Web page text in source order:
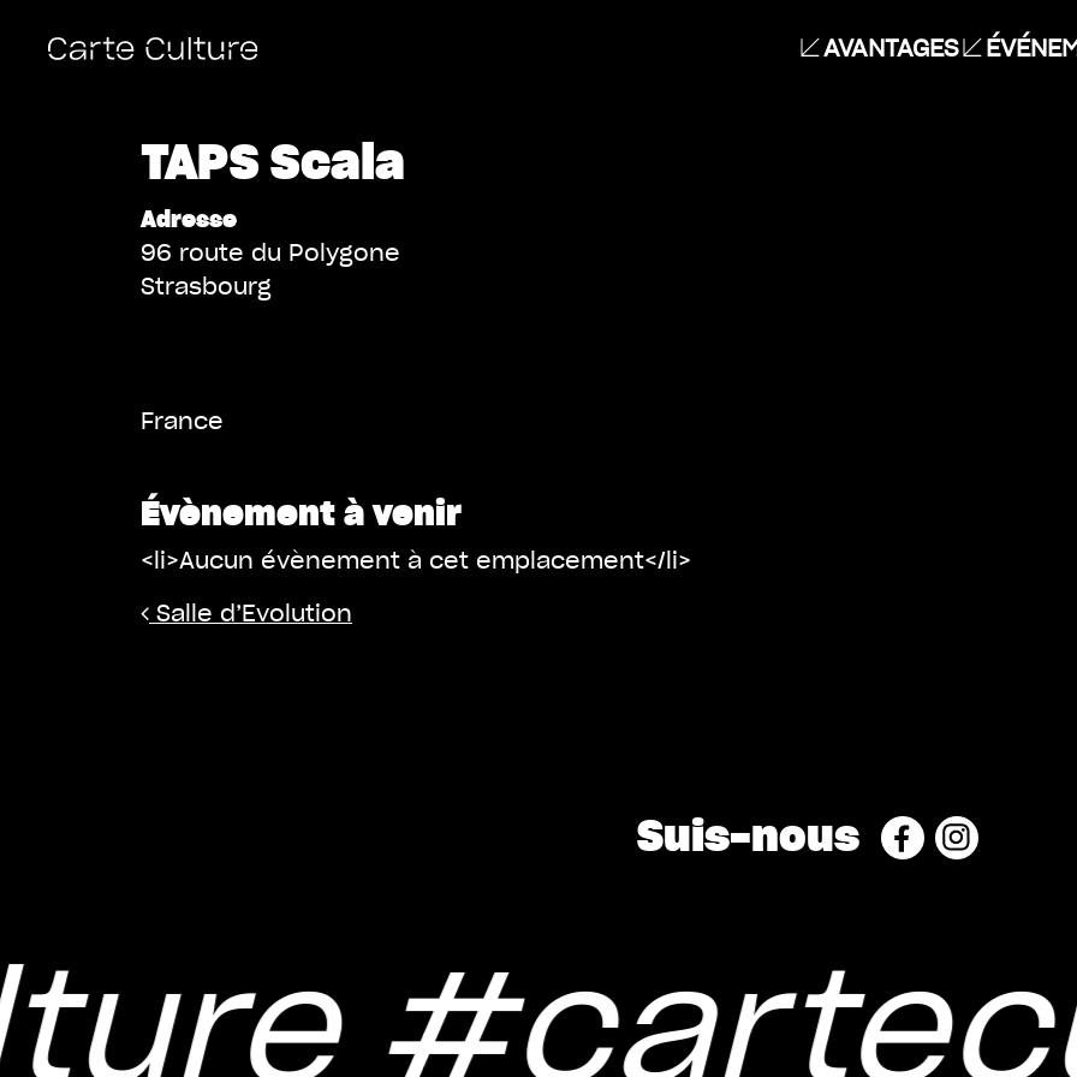
AVANTAGES
TAPS Scala
Adresse
96 route du Polygone
Strasbourg
France
Évènement à venir
<li>Aucun évènement à cet emplacement</li>
Navigation
Salle d’Evolution
Suis-nous